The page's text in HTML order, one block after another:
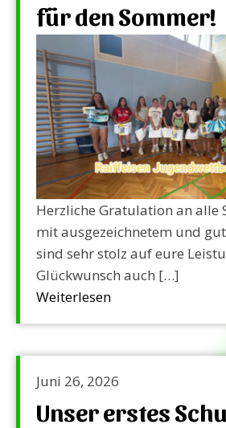
für den Sommer!
Herzliche Gratulation an alle
mit ausgezeichnetem und
sind sehr stolz auf eure
Glückwunsch auch […]
Weiterlesen
Juni 26, 2026
Unser erstes